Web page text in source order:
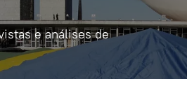
e análises de